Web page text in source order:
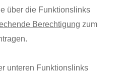
über die Funktionslinks
Berechtigung zum
unteren Funktionslinks